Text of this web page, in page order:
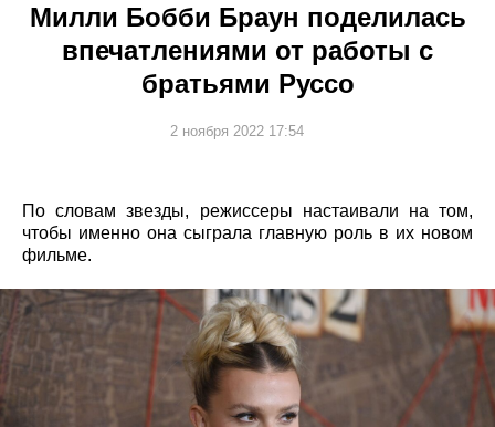
Милли Бобби Браун поделилась
впечатлениями от работы с
братьями Руссо
2 ноября 2022 17:54
По словам звезды, режиссеры настаивали на том,
чтобы именно она сыграла главную роль в их новом
фильме.